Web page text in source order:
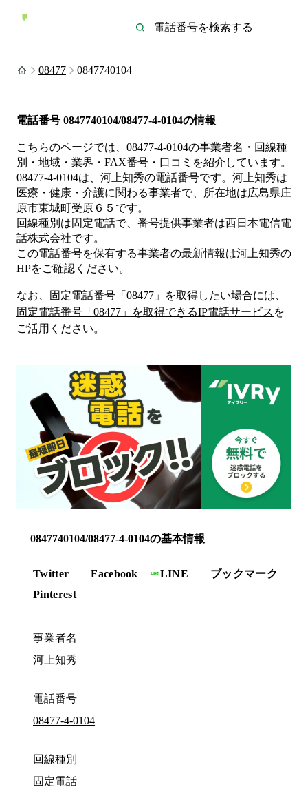
08477 0847740104
電話番号 0847740104/08477-4-0104の情報
こちらのページでは、 08477-4-0104の事業者名・回線種
別・地域・業界・FAX番号・口コミを紹介しています。
08477-4-0104は、 河上知秀の電話番号です。 河上知秀は
医療・健康・介護に関わる事業者で、所在地は広島県庄
原市東城町受原６５ です。
回線種別は固定電話で、番号提供事業者は西日本電信電
話株式会社です。
この電話番号を保有する事業者の最新情報は河上知秀の
HPをご確認ください。
なお、固定電話番号「 08477 」を取得したい場合には、
固定電話番号「 08477 」を取得できるIP電話サービス を
ご活用ください。
0847740104/08477-4-0104の基本情報
Twitter Facebook LINE
ブックマーク
Pinterest
事業者名
河上知秀
電話番号
08477-4-0104
回線種別
固定電話